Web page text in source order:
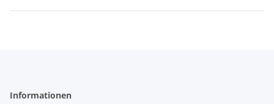
Informationen